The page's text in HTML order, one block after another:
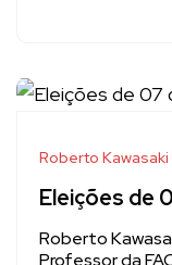
Roberto Kawasaki
Eleições de
Roberto
Professor da